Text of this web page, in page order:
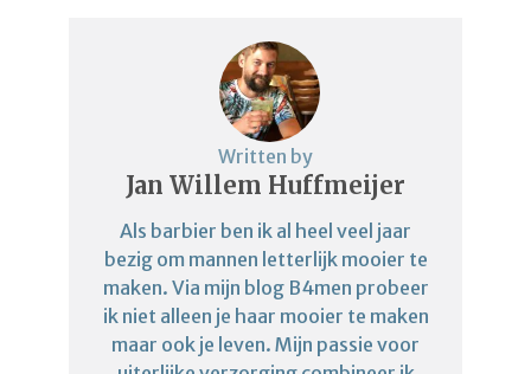
Written by
Jan Willem Huffmeijer
Als barbier ben ik al heel veel jaar
bezig om mannen letterlijk mooier te
maken. Via mijn blog B4men probeer
ik niet alleen je haar mooier te maken
maar ook je leven. Mijn passie voor